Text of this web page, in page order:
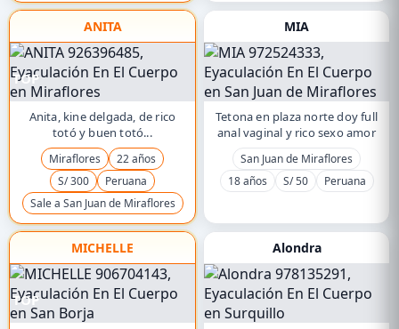
ANITA
TOP
Anita, kine delgada, de rico
totó y buen totó...
Miraflores
22 años
S/ 300
Peruana
Sale a San Juan de Miraflores
MIA
Tetona en plaza norte doy full
anal vaginal y rico sexo amor
San Juan de Miraflores
18 años
S/ 50 Peruana
MICHELLE
TOP
Alondra